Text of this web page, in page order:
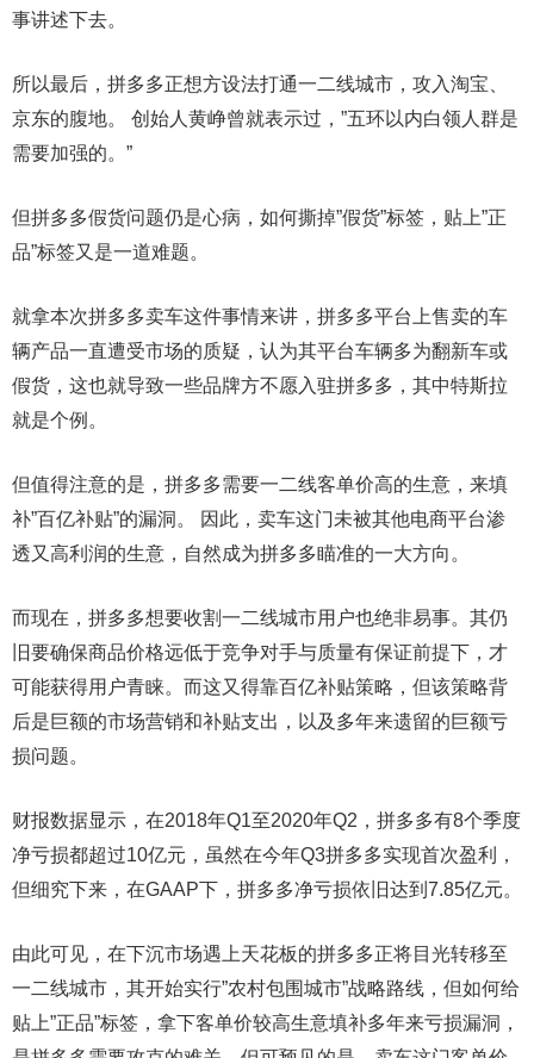
事讲述下去。
所以最后，拼多多正想方设法打通一二线城市，攻入淘宝、
京东的腹地。 创始人黄峥曾就表示过，”五环以内白领人群是
需要加强的。”
但拼多多假货问题仍是心病，如何撕掉”假货”标签，贴上”正
品”标签又是一道难题。
就拿本次拼多多卖车这件事情来讲，拼多多平台上售卖的车
辆产品一直遭受市场的质疑，认为其平台车辆多为翻新车或
假货，这也就导致一些品牌方不愿入驻拼多多，其中特斯拉
就是个例。
但值得注意的是，拼多多需要一二线客单价高的生意，来填
补”百亿补贴”的漏洞。 因此，卖车这门未被其他电商平台渗
透又高利润的生意，自然成为拼多多瞄准的一大方向。
而现在，拼多多想要收割一二线城市用户也绝非易事。其仍
旧要确保商品价格远低于竞争对手与质量有保证前提下，才
可能获得用户青睐。而这又得靠百亿补贴策略，但该策略背
后是巨额的市场营销和补贴支出，以及多年来遗留的巨额亏
损问题。
财报数据显示，在2018年Q1至2020年Q2，拼多多有8个季度
净亏损都超过10亿元，虽然在今年Q3拼多多实现首次盈利，
但细究下来，在GAAP下，拼多多净亏损依旧达到7.85亿元。
由此可见，在下沉市场遇上天花板的拼多多正将目光转移至
一二线城市，其开始实行”农村包围城市”战略路线，但如何给
贴上”正品”标签，拿下客单价较高生意填补多年来亏损漏洞，